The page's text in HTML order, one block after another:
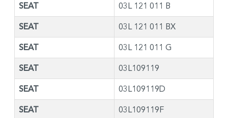
SEAT 03L 121 011 B
SEAT 03L 121 011 BX
SEAT 03L 121 011 G
SEAT 03L109119
SEAT 03L109119D
SEAT 03L109119F